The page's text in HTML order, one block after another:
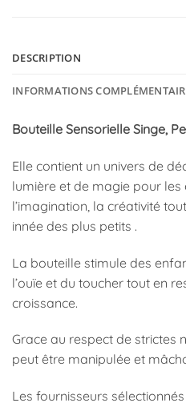
DESCRIPTION
INFORMATIONS
Bouteille Sensorielle Singe,
Elle contient un univers de
lumière et de magie pour
l’imagination, la créativité
innée des plus petits .
La bouteille stimule des
l’ouïe et du toucher tout en
croissance.
Grace au respect de strictes
peut être manipulée et
Les fournisseurs